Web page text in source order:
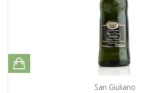
San Giuliano